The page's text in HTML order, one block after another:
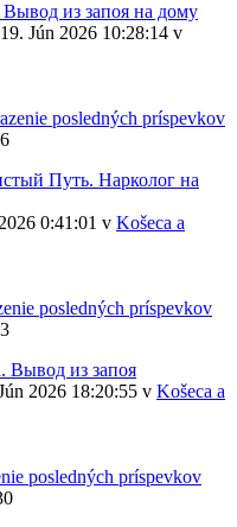
из запоя на дому
Jún 2026 10:28:14 v
Путь. Нарколог на
0:41:01 v Košeca a
Вывод из запоя
2026 18:20:55 v Košeca a